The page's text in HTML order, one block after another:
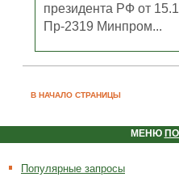
президента РФ от
Пр-2319 Минпром...
В НАЧАЛО СТРАНИЦЫ
МЕНЮ
Популярные запросы